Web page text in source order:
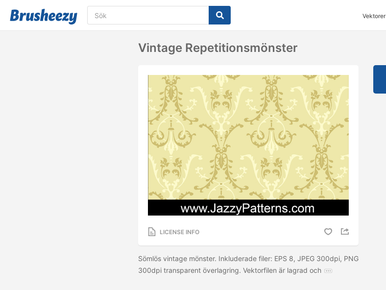
Vektorer
Vintage Repetitionsmönster
LICENSE INFO
Sömlös vintage mönster. Inkluderade filer: EPS 8, JPEG 300dpi, PNG
300dpi transparent överlagring. Vektorfilen är lagrad och